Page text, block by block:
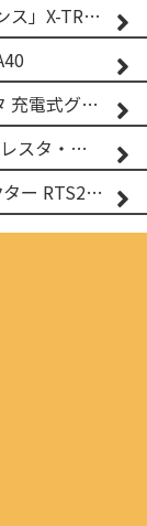
STIHL フォレストリーハーネス「アドバンス」X-TREEm
押すだけフィールドを制覇する！ マキタ 充電式グランドトリマー MUG001G
ISEKI 直進＆旋回アシストシステム（オペレスタ・ターン）搭載 イセキ 乗用田植機 PRJ8D-ZJL
低床トラクターで枝こなし イセキトラクター RTS205NS & フレールモア FNC1202F